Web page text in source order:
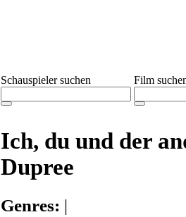
Schauspieler suchen Film
Ich, du und der
Dupree
Genres: |